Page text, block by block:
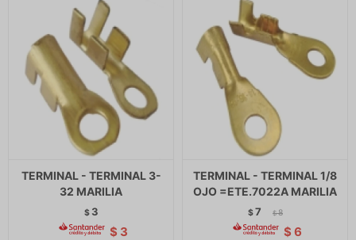
TERMINAL - TERMINAL 3-
32 MARILIA
$ 3
$ 3
TERMINAL - TERMINAL 1/8
OJO =ETE.7022A MARILIA
$7 $ 8
$ 6